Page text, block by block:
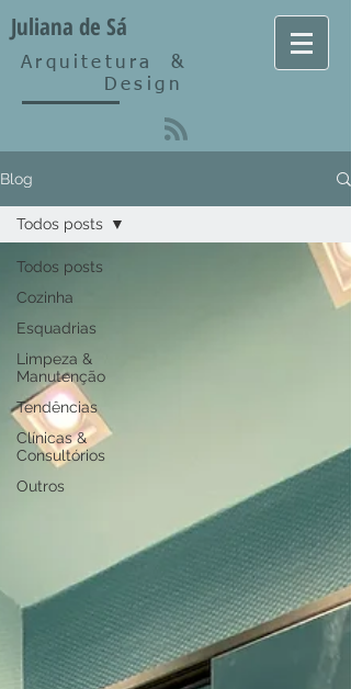
Arquitetura&
Design
Juliana de Sá
Blog
Todos posts
Cozinha
Esquadrias
Limpeza &
Manutenção
Tendências
Clínicas &
Consultórios
Outros
Todos posts